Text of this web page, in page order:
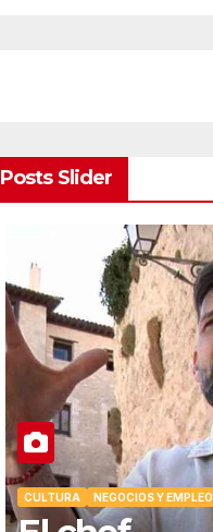
Posts Slider
CULTURA NEGOCIOS Y EMPLEO